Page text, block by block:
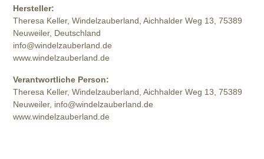
Hersteller:
Theresa Keller, Windelzauberland, Aichhalder Weg 13, 75389
Neuweiler, Deutschland
info@windelzauberland.de
www.windelzauberland.de
Verantwortliche Person:
Theresa Keller, Windelzauberland, Aichhalder Weg 13, 75389
Neuweiler, info@windelzauberland.de
www.windelzauberland.de